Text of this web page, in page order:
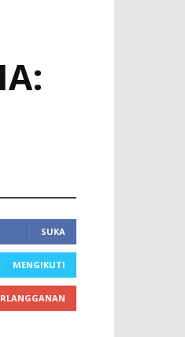
SUKA
MENGIKUTI